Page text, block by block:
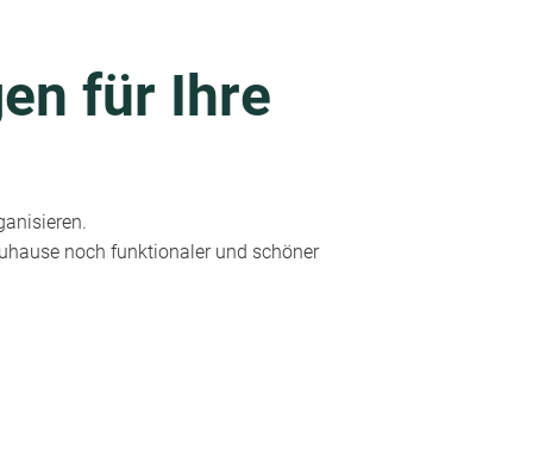
für Ihre
noch funktionaler und schöner